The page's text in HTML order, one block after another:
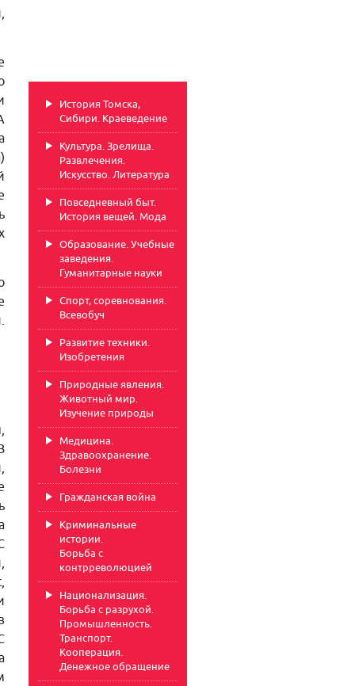
История Томска,
Сибири. Краеведение
Культура. Зрелища.
Развлечения.
Искусство. Литература
Повседневный быт.
История вещей. Мода
Образование. Учебные
заведения.
Гуманитарные науки
Спорт, соревнования.
Всевобуч
Развитие техники.
Изобретения
Природные явления.
Животный мир.
Изучение природы
Медицина.
Здравоохранение.
Болезни
Гражданская война
Криминальные
истории.
Борьба с
контрреволюцией
Национализация.
Борьба с разрухой.
Промышленность.
Транспорт.
Кооперация.
Денежное обращение